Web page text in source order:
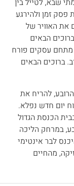
פסק זמן ולהירגע
את האוויר של
הבאים
מתחם עסקים פורח
ברוכים הבאים
להריח את
יום חדש נפלא.
הכנסת הגדול
במרחק הליכה
לבר אינטימי
מהחיים